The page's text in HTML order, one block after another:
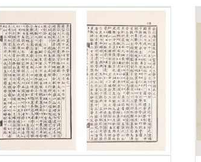
설명
“정조”와 “정약용”이 동시에 포함된 자료를 검
색
정조” 또는 “정약용”이 포함된 자료를 검색
“정조”가 나온 후 “정약용”이 나오지 않는 자